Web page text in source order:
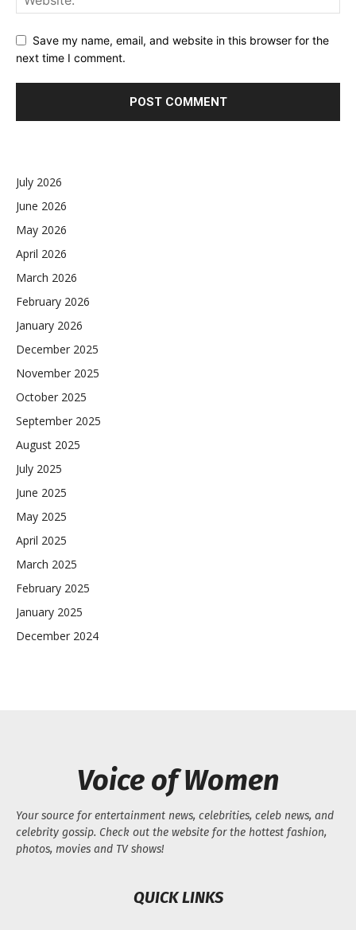
Save my name, email, and website in this browser for the
next time I comment.
July 2026
June 2026
May 2026
April 2026
March 2026
February 2026
January 2026
December 2025
November 2025
October 2025
September 2025
August 2025
July 2025
June 2025
May 2025
April 2025
March 2025
February 2025
January 2025
December 2024
Voice of Women
Your source for entertainment news, celebrities, celeb news, and
celebrity gossip. Check out the website for the hottest fashion,
photos, movies and TV shows!
QUICK LINKS